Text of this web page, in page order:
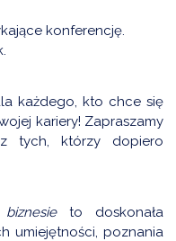
(CEEB)
konferencję.
każdego, kto chce się
kariery! Zapraszamy
tych, którzy dopiero
biznesieto doskonała
umiejętności, poznania